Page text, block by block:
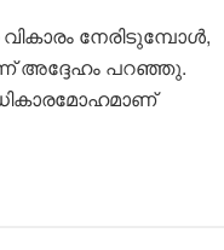
നേരിടുമ്പോൾ,
അദ്ദേഹം പറഞ്ഞു.